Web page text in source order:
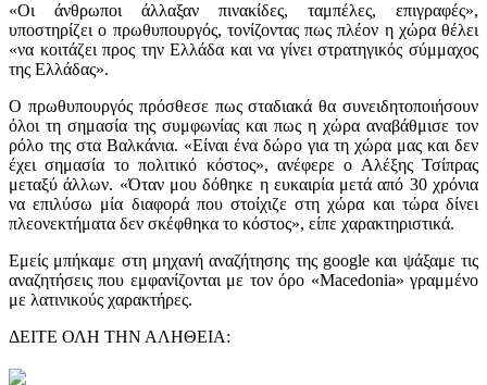
«Οι άνθρωποι άλλαξαν πινακίδες, ταμπέλες, επιγραφές»,
υποστηρίζει ο πρωθυπουργός, τονίζοντας πως πλέον η χώρα θέλει
«να κοιτάζει προς την Ελλάδα και να γίνει στρατηγικός σύμμαχος
της Ελλάδας».
Ο πρωθυπουργός πρόσθεσε πως σταδιακά θα συνειδητοποιήσουν
όλοι τη σημασία της συμφωνίας και πως η χώρα αναβάθμισε τον
ρόλο της στα Βαλκάνια. «Είναι ένα δώρο για τη χώρα μας και δεν
έχει σημασία το πολιτικό κόστος», ανέφερε ο Αλέξης Τσίπρας
μεταξύ άλλων. «Όταν μου δόθηκε η ευκαιρία μετά από 30 χρόνια
να επιλύσω μία διαφορά που στοίχιζε στη χώρα και τώρα δίνει
πλεονεκτήματα δεν σκέφθηκα το κόστος», είπε χαρακτηριστικά.
Εμείς μπήκαμε στη μηχανή αναζήτησης της google και ψάξαμε τις
αναζητήσεις που εμφανίζονται με τον όρο «Macedonia» γραμμένο
με λατινικούς χαρακτήρες.
ΔΕΙΤΕ ΟΛΗ ΤΗΝ ΑΛΗΘΕΙΑ: